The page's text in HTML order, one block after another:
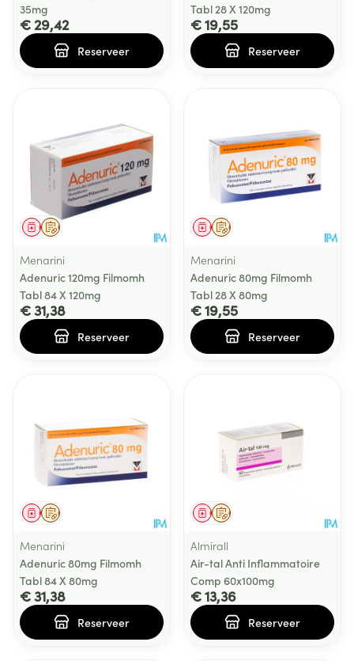
35mg
€ 29,42
Reserveer
Tabl 28 X 120mg
€ 19,55
Reserveer
Op voorschrift
Geneesmiddel
Menarini
Adenuric 120mg Filmomh
Tabl 84 X 120mg
€ 31,38
Reserveer
Op voorschrift
Geneesmiddel
Menarini
Adenuric 80mg Filmomh
Tabl 28 X 80mg
€ 19,55
Reserveer
Op voorschrift
Geneesmiddel
Menarini
Adenuric 80mg Filmomh
Tabl 84 X 80mg
€ 31,38
Reserveer
Op voorschrift
Geneesmiddel
Almirall
Air-tal Anti Inflammatoire
Comp 60x100mg
€ 13,36
Reserveer